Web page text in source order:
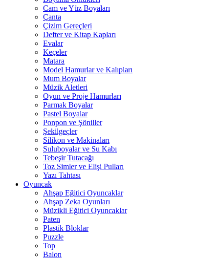
Cam ve Yüz Boyaları
Çanta
Çizim Gereçleri
Defter ve Kitap Kapları
Evalar
Keçeler
Matara
Model Hamurlar ve Kalıpları
Mum Boyalar
Müzik Aletleri
Oyun ve Proje Hamurları
Parmak Boyalar
Pastel Boyalar
Ponpon ve Şöniller
Şekilgeçler
Silikon ve Makinaları
Suluboyalar ve Su Kabı
Tebeşir Tutacağı
Toz Simler ve Elişi Pulları
Yazı Tahtası
Oyuncak
Ahşap Eğitici Oyuncaklar
Ahşap Zeka Oyunları
Müzikli Eğitici Oyuncaklar
Paten
Plastik Bloklar
Puzzle
Top
Balon